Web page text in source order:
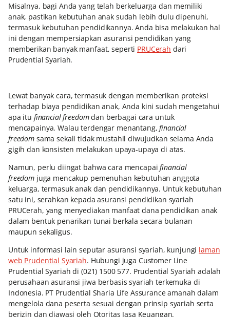
Misalnya, bagi Anda yang telah berkeluarga dan memiliki
anak, pastikan kebutuhan anak sudah lebih dulu dipenuhi,
termasuk kebutuhan pendidikannya. Anda bisa melakukan hal
ini dengan mempersiapkan asuransi pendidikan yang
memberikan banyak manfaat, seperti PRUCerah dari
Prudential Syariah.
Lewat banyak cara, termasuk dengan memberikan proteksi
terhadap biaya pendidikan anak, Anda kini sudah mengetahui
apa itu financial freedomdan berbagai cara untuk
mencapainya. Walau terdengar menantang,financial
freedom sama sekali tidak mustahil diwujudkan selama Anda
gigih dan konsisten melakukan upaya-upaya di atas.
Namun, perlu diingat bahwa cara mencapaifinancial
freedom juga mencakup pemenuhan kebutuhan anggota
keluarga, termasuk anak dan pendidikannya. Untuk kebutuhan
satu ini, serahkan kepada asuransi pendidikan syariah
PRUCerah, yang menyediakan manfaat dana pendidikan anak
dalam bentuk penarikan tunai berkala secara bulanan
maupun sekaligus.
Untuk informasi lain seputar asuransi syariah, kunjungi laman
web Prudential Syariah. Hubungi juga Customer Line
Prudential Syariah di (021) 1500 577. Prudential Syariah adalah
perusahaan asuransi jiwa berbasis syariah terkemuka di
Indonesia. PT Prudential Sharia Life Assurance amanah dalam
mengelola dana peserta sesuai dengan prinsip syariah serta
berizin dan diawasi oleh Otoritas Jasa Keuangan.